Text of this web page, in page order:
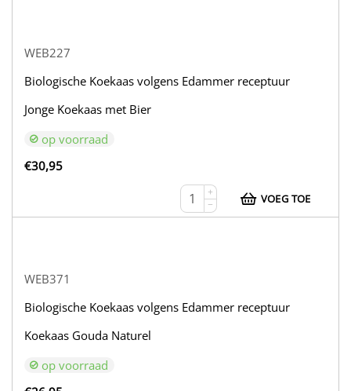
WEB227
Biologische Koekaas volgens Edammer receptuur
Jonge Koekaas met Bier
op voorraad
€30,95
+
−
VOEG TOE
WEB371
Biologische Koekaas volgens Edammer receptuur
Koekaas Gouda Naturel
op voorraad